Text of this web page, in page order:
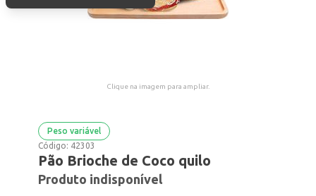
Clique na imagem para ampliar.
Peso variável
Código: 42303
Pão Brioche de Coco quilo
Produto indisponível